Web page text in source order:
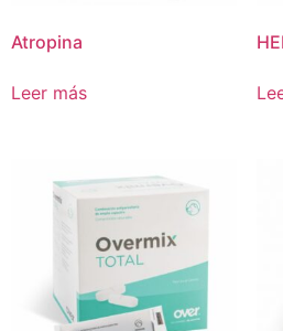
Atropina
Leer más